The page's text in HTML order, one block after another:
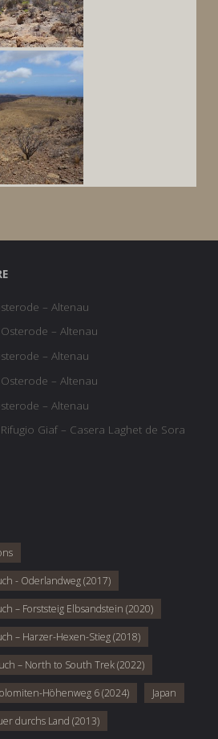
– Altenau
– Altenau
– Altenau
– Altenau
– Altenau
Giaf – Casera Laghet de Sora
- Oderlandweg (2017)
– Forststeig Elbsandstein (2020)
– Harzer-Hexen-Stieg (2018)
– North to South Trek (2022)
Höhenweg 6 (2024) Japan
durchs Land (2013)